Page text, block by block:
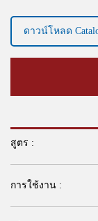
ดาวน์โหลด
สูตร :
การใช้งาน :